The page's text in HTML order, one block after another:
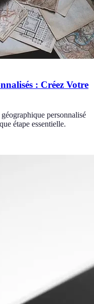
: Créez Votre
personnalisé
étape essentielle.